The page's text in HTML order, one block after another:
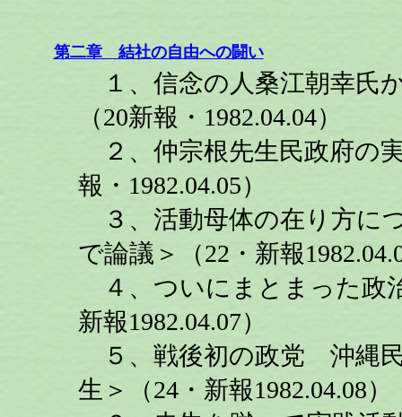
第二章 結社の自由への闘い
１、信念の人桑江朝幸氏
（20新報・1982.04.04）
２、仲宗根先生民政府の
報・1982.04.05）
３、活動母体の在り方に
で論議＞（22・新報
４、ついにまとまった政
新報1982.04.07）
５、戦後初の政党 沖縄民
生＞（24・新報1982.04.08）